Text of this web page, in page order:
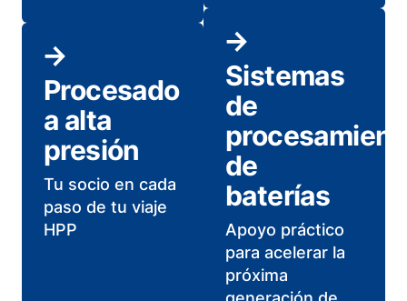
Procesado
a alta
presión
Tu socio en cada
paso de tu viaje
HPP
Sistemas
de
de
baterías
Apoyo práctico
para acelerar la
próxima